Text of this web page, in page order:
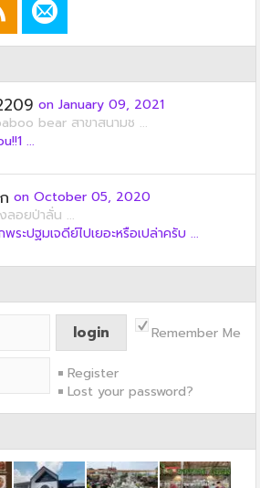
on January 09, 2021
bear สาขาสนามช ...
...
on October 05, 2020
ลอยป่าลั่น ...
ระปฐมเจดีย์ไปเยอะหรือเปล่าครับ ...
Remember Me
Register
Lost your password?